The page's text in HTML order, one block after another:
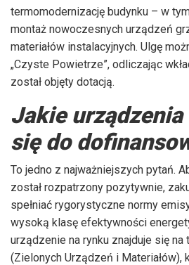
termomodernizację budynku – w
montaż nowoczesnych urządzeń
materiałów instalacyjnych. Ulgę
„Czyste Powietrze”, odliczając
został objęty dotacją.
Jakie
się do
To jedno z najważniejszych pytań.
został rozpatrzony pozytywnie,
spełniać rygorystyczne normy
wysoką klasę efektywności
urządzenie na rynku znajduje się na
(Zielonych Urządzeń i Materiałów),